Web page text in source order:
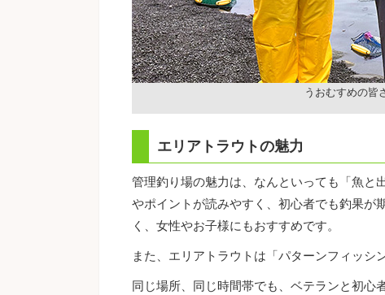
うおむすめの皆
エリアトラウトの魅力
管理釣り場の魅力は、なんといっても「魚と
やポイントが読みやすく、初心者でも釣果が
く、女性やお子様にもおすすめです。
また、エリアトラウトは「パターンフィッシ
同じ場所、同じ時間帯でも、ベテランと初心